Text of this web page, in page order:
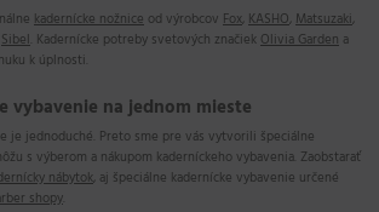
kadernícke nožnice od výrobcov Fox, KASHO, Matsuzaki,
Sibel . Kadernícke potreby svetových značiekOlivia Garden a
k úplnosti.
vybavenie na jednom mieste
je jednoduché. Preto sme pre vás vytvorili špeciálne
s výberom a nákupom kaderníckeho vybavenia. Zaobstarať
nábytok, aj špeciálne kadernícke vybavenie určené
shopy